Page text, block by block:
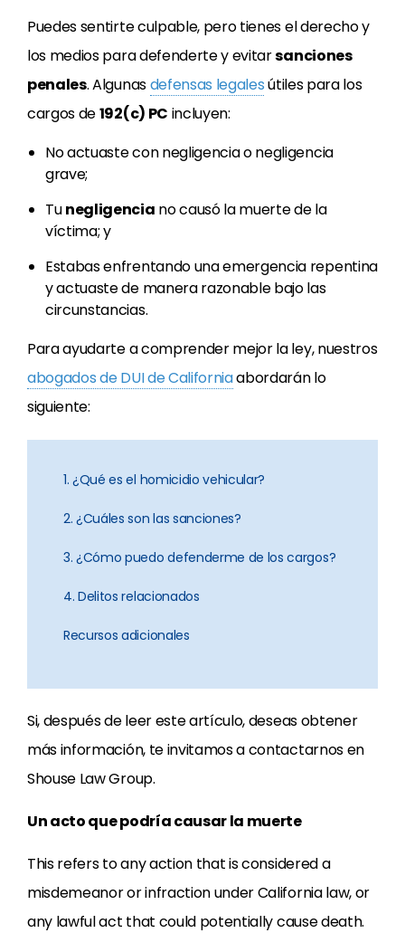
Puedes sentirte culpable, pero tienes el derecho y
los medios para defenderte y evitarsanciones
penales. Algunasdefensas legalesútiles para los
cargos de192(c) PC incluyen:
No actuaste con negligencia o negligencia
grave;
Tunegligencia no causó la muerte de la
víctima; y
Estabas enfrentando una emergencia repentina
y actuaste de manera razonable bajo las
circunstancias.
Para ayudarte a comprender mejor la ley, nuestros
abogados de DUI de Californiaabordarán lo
siguiente:
1. ¿Qué es el homicidio vehicular?
2. ¿Cuáles son las sanciones?
3. ¿Cómo puedo defenderme de los cargos?
4. Delitos relacionados
Recursos adicionales
Si, después de leer este artículo, deseas obtener
más información, te invitamos a contactarnos en
Shouse Law Group.
Un acto que podría causar la muerte
This refers to any action that is considered a
misdemeanor or infraction under California law, or
any lawful act that could potentially cause death.